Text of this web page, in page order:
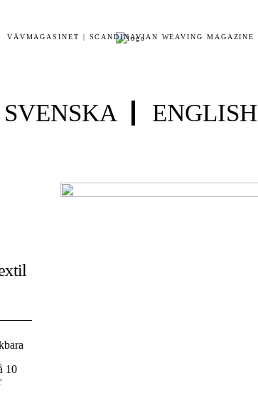
VÄVMAGASINET | SCANDINAVIAN WEAVING MAGAZINE
SVENSKA ENGLISH
10